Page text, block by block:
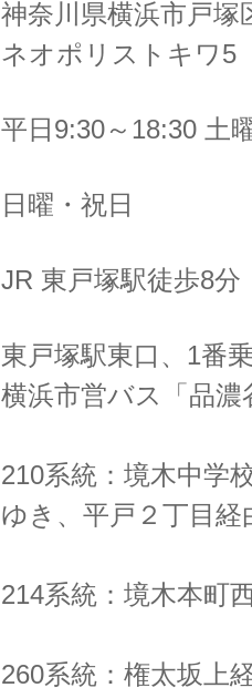
神奈川県横浜市戸塚
ネオポリストキワ
平日9:30～18:30 土
日曜・祝日
JR 東戸塚駅徒歩8
東戸塚駅東口、1番
横浜市営バス「品
210系統：境木中学
ゆき、 平戸２丁目経
214系統：境木本町
260系統：権太坂上